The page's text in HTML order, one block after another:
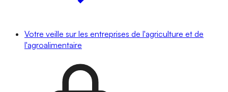
Votre veille sur les entreprises de l'agriculture et de
l'agroalimentaire